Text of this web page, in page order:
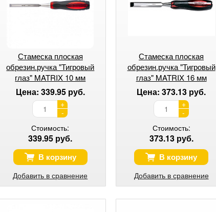
Стамеска плоская
обрезин.ручка "Тигровый
глаз" MATRIX 10 мм
Цена: 339.95 руб.
+
-
Стоимость:
339.95 руб.
В корзину
Добавить в сравнение
Стамеска плоская
обрезин.ручка "Тигровый
глаз" MATRIX 16 мм
Цена: 373.13 руб.
+
-
Стоимость:
373.13 руб.
В корзину
Добавить в сравнение